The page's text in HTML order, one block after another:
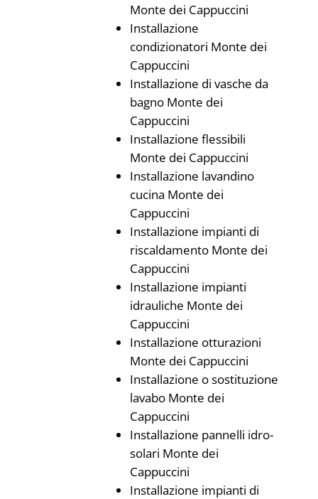
Monte dei Cappuccini
Installazione
condizionatori Monte dei
Cappuccini
Installazione di vasche da
bagno Monte dei
Cappuccini
Installazione flessibili
Monte dei Cappuccini
Installazione lavandino
cucina Monte dei
Cappuccini
Installazione impianti di
riscaldamento Monte dei
Cappuccini
Installazione impianti
idrauliche Monte dei
Cappuccini
Installazione otturazioni
Monte dei Cappuccini
Installazione o sostituzione
lavabo Monte dei
Cappuccini
Installazione pannelli idro-
solari Monte dei
Cappuccini
Installazione impianti di